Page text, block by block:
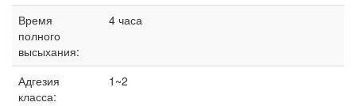
Время
полного
высыхания:
4 часа
Адгезия
класса:
1~2